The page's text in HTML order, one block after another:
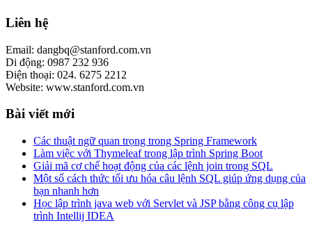
Liên hệ
Email: dangbq@stanford.com.vn
Di động: 0987 232 936
Điện thoại: 024. 6275 2212
Website: www.stanford.com.vn
Bài viết mới
Các thuật ngữ quan trọng trong Spring Framework
Làm việc với Thymeleaf trong lập trình Spring Boot
Giải mã cơ chế hoạt động của các lệnh join trong SQL
Một số cách thức tối ưu hóa câu lệnh SQL giúp ứng dụng của
bạn nhanh hơn
Học lập trình java web với Servlet và JSP bằng công cụ lập
trình Intellij IDEA